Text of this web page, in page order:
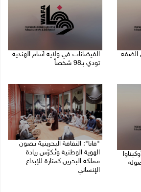
الضفة
الفيضانات في ولاية آسام الهندية
تودي بـ98 شخصاً
"فانا": الثقافة البحرينية تـصون
الهوية الوطنية وتُـكرّس ريادة
مملكة البحرين كمنارة للإبداع
الإنساني